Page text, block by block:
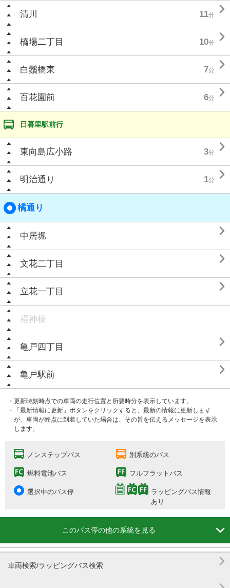
清川 11分 
橋場二丁目 10分 
白鬚橋東 7分 
百花園前 6分 
日暮里駅前行
東向島広小路 3分 
明治通り 1分 
橘通り
中居堀 
文花二丁目 
立花一丁目 
福神橋
亀戸四丁目 
亀戸駅前 
・更新時刻時点での車両の走行位置と所要時分を表示しています。
・「最新情報に更新」ボタンをクリックすると、最新の情報に更新します
が、車両が終点に到着していた場合は、その旨を伝えるメッセージを表示
します。
ノンステップバス 別系統のバス
燃料電池バス フルフラットバス
選択中のバス停
ラッピングバス情報
あり
このバス停の他の系統を見る 
車両検索/ラッピングバス検索
